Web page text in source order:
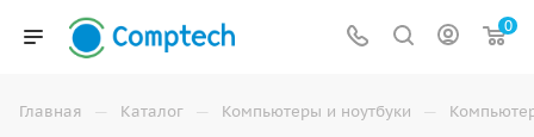
0
Главная — Каталог — Компьютеры и ноутбуки —